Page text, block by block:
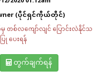
(ပိုင်ရှင်ကိုယ်တိုင်)
တစ်လကျော်လျင် ပြောင်းလဲနိုင်သ
ပေးရန်
တွက်ချက်ရန်